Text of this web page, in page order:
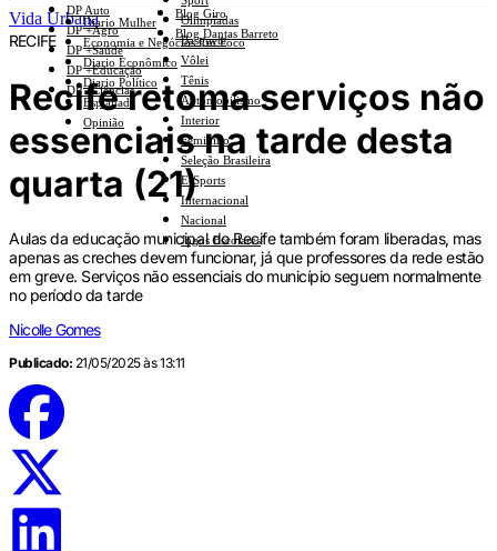
Olimpíadas
Basquete
Vôlei
Tênis
Automobilismo
Interior
Feminino
Seleção Brasileira
E-Sports
Internacional
Nacional
Jogos Escolares
DP Auto
DP +Agro
DP +Saúde
DP +Educação
DP +Ciências
Diario Mulher
Economia e Negócios Em Foco
Diario Econômico
Diario Político
Esplanada
Opinião
Blog Giro
Blog Dantas Barreto
Vida Urbana
RECIFE
Recife retoma serviços não
essenciais na tarde desta
quarta (21)
Aulas da educação municipal do Recife também foram liberadas, mas
apenas as creches devem funcionar, já que professores da rede estão
em greve. Serviços não essenciais do município seguem normalmente
no período da tarde
Nicolle Gomes
Publicado: 21/05/2025 às 13:11